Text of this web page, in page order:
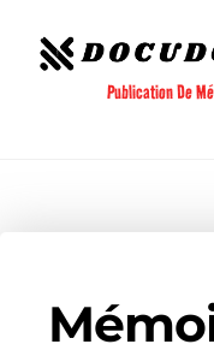
contenu
Publication De